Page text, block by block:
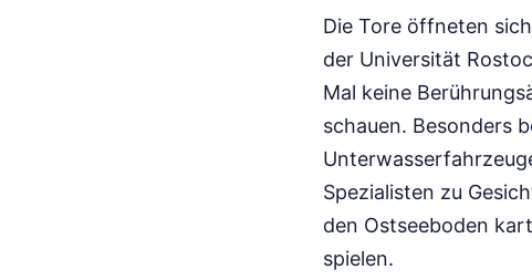
Die Tore öffneten
der Universität
Mal keine
schauen. Besonders
Spezialisten zu
den Ostseeboden
spielen.